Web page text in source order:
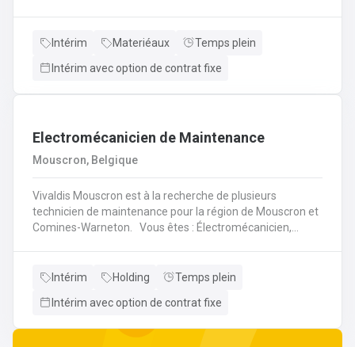
béton selon la fiche technique de fabrication.Décoffrage
tables de coffrages ainsi que des outils et de l'atelier.
Intérim Materiéaux
Temps plein
Intérim avec option de contrat fixe
Electromécanicien de Maintenance
Mouscron, Belgique
Vivaldis Mouscron est à la recherche de plusieurs
technicien de maintenance pour la région de Mouscron et
Comines-Warneton. Vous êtes : Électromécanicien,
dynamique et avec un package d'avantages à la clé, nous
des kilomètres, nous vous offrons la possibilité de
avec des horaires flexibles d'équipes. N'hésitez pas à
Intérim Holding
Temps plein
Intérim avec option de contrat fixe